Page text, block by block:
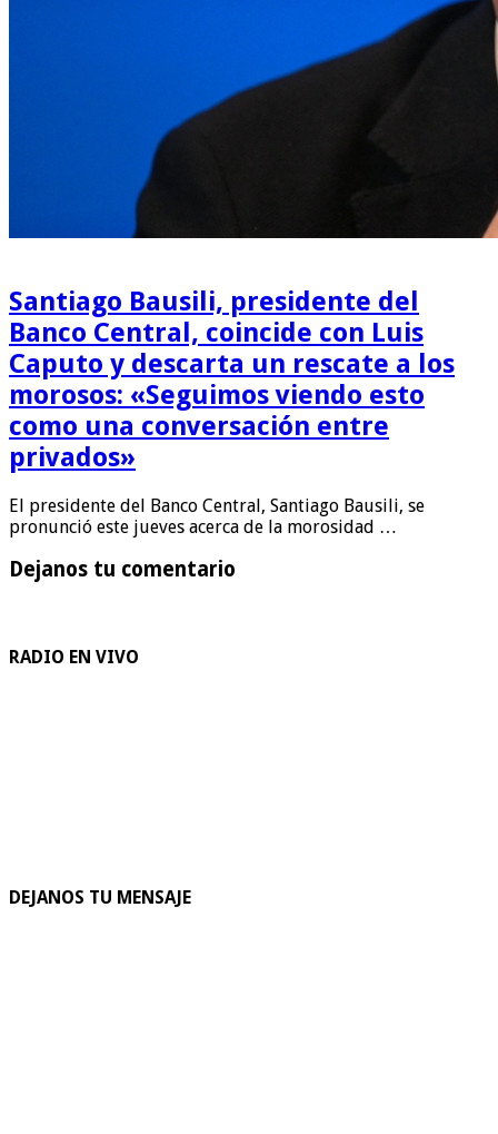
Santiago Bausili, presidente del
Banco Central, coincide con Luis
Caputo y descarta un rescate a los
morosos: «Seguimos viendo esto
como una conversación entre
privados»
El presidente del Banco Central, Santiago Bausili, se
pronunció este jueves acerca de la morosidad …
Dejanos tu comentario
RADIO EN VIVO
DEJANOS TU MENSAJE